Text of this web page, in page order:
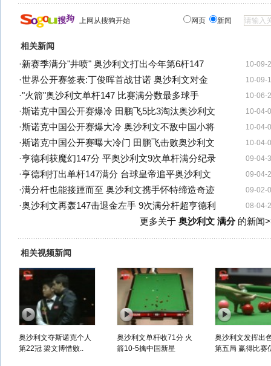
上网从搜狗开始 网页 新闻
相关新闻
10-09-
·新赛季满分"井喷" 奥沙利文打出今年第6杆147
10-09-
·世界公开赛签表:丁俊晖首战甘诺 奥沙利文对金
10-06-
·"火箭"奥沙利文单杆147 比赛满分数最多球手
10-04-
·斯诺克中国公开赛爆冷 田鹏飞5比3淘汰奥沙利文
10-04-
·斯诺克中国公开赛爆大冷 奥沙利文不敌中国小将
10-04-
·斯诺克中国公开赛曝大冷门 田鹏飞击败奥沙利文
09-04-
·亨德利获魔幻147分 平奥沙利文9次单杆满分纪录
09-04-
·亨德利打出单杆147满分 台球皇帝追平奥沙利文
09-02-
·满分杆也能接踵而至 奥沙利文携手怀特缔造奇迹
08-04-
·奥沙利文再轰147击退金左手 9次满分杆超亨德利
更多关于 奥沙利文 满分的新闻
相关视频新闻
奥沙利文夺斯诺克个人
第22冠 梁文博惜败..
奥沙利文单杆收71分 火
箭10-5擒中国新星
奥沙利文发挥出
第五局 赢得比赛